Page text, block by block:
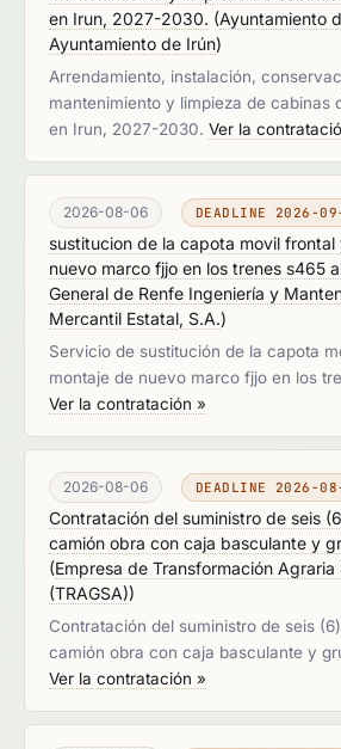
en Irun, 2027-2030. (Ayuntamiento
Ayuntamiento de Irún)
Arrendamiento, instalación,
mantenimiento y limpieza de cabinas
en Irun, 2027-2030. Ver la
2026-08-06 DEADLINE 2026-
sustitucion de la capota movil frontal
nuevo marco fjjo en los trenes s465
General de Renfe Ingeniería y
Mercantil Estatal, S.A.)
Servicio de sustitución de la capota
montaje de nuevo marco fjjo en los
Ver la contratación »
2026-08-06 DEADLINE 2026-
Contratación del suministro de seis
camión obra con caja basculante y
(Empresa de Transformación Agraria
(TRAGSA))
Contratación del suministro de seis
camión obra con caja basculante y
Ver la contratación »